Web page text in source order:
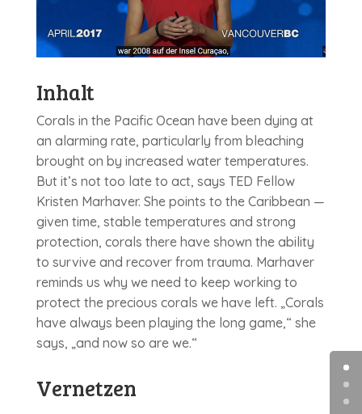
Inhalt
Corals in the Pacific Ocean have been dying at
an alarming rate, particularly from bleaching
brought on by increased water temperatures.
But it’s not too late to act, says TED Fellow
Kristen Marhaver. She points to the Caribbean —
given time, stable temperatures and strong
protection, corals there have shown the ability
to survive and recover from trauma. Marhaver
reminds us why we need to keep working to
protect the precious corals we have left. „Corals
have always been playing the long game,“ she
says, „and now so are we.“
Vernetzen